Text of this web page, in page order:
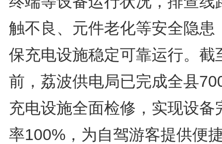
触不良、元件老化等安全隐患
保充电设施稳定可靠运行。截
前，荔波供电局已完成全县
充电设施全面检修，实现设备
率100%，为自驾游客提供便